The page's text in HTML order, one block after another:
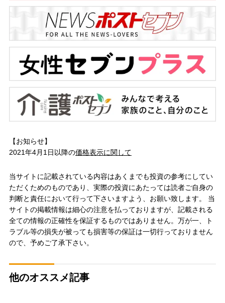
【お知らせ】
2021年4月1日以降の価格表示に関して
当サイトに記載されている内容はあくまでも投資の参考にしてい
ただくためのものであり、実際の投資にあたっては読者ご自身の
判断と責任において行って下さいますよう、お願い致します。 当
サイトの掲載情報は細心の注意を払っておりますが、記載される
全ての情報の正確性を保証するものではありません。万が一、ト
ラブル等の損失が被っても損害等の保証は一切行っておりません
ので、予めご了承下さい。
他のオススメ記事